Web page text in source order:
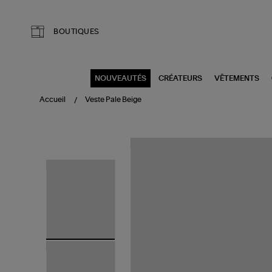
BOUTIQUES
NOUVEAUTÉS CRÉATEURS VÊTEMENTS
Accueil Veste Pale Beige